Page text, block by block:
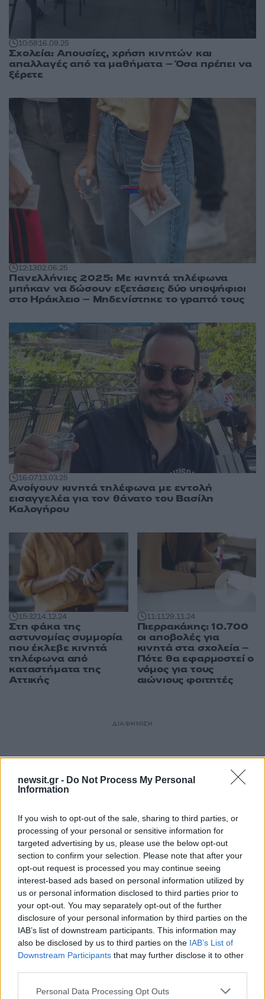
newsit.gr - Do Not Process My Personal
Information
If you wish to opt-out of the sale, sharing to third parties, or
processing of your personal or sensitive information for
targeted advertising by us, please use the below opt-out
section to confirm your selection. Please note that after your
opt-out request is processed you may continue seeing
interest-based ads based on personal information utilized by
us or personal information disclosed to third parties prior to
your opt-out. You may separately opt-out of the further
disclosure of your personal information by third parties on the
IAB’s list of downstream participants. This information may
also be disclosed by us to third parties on the IAB’s List of
Downstream Participants that may further disclose it to other
Please note that this website/app uses one or more Google
Personal Data Processing Opt Outs
10:5816.09.25
Σχολεία: Απουσίες, χρήση κινητών και
απαλλαγές από τα μαθήματα – Όσα πρέπει να
ξέρετε
12:1302.06.25
Πανελλήνιες 2025: Με κινητά τηλέφωνα
μπήκαν να δώσουν εξετάσεις δύο υποψήφιοι
στο Ηράκλειο – Μηδενίστηκε το γραπτό τους
16:0713.03.25
Ανοίγουν κινητά τηλέφωνα με εντολή
εισαγγελέα για τον θάνατο του Βασίλη
Καλογήρου
15:3214.12.24
Στη φάκα της
αστυνομίας συμμορία
που έκλεβε κινητά
τηλέφωνα από
καταστήματα της
Αττικής
11:1129.11.24
Πιερρακάκης: 10.700
οι αποβολές για
κινητά στα σχολεία –
Πότε θα εφαρμοστεί ο
νόμος για τους
αιώνιους φοιτητές
ΔΙΑΦΗΜΙΣΗ